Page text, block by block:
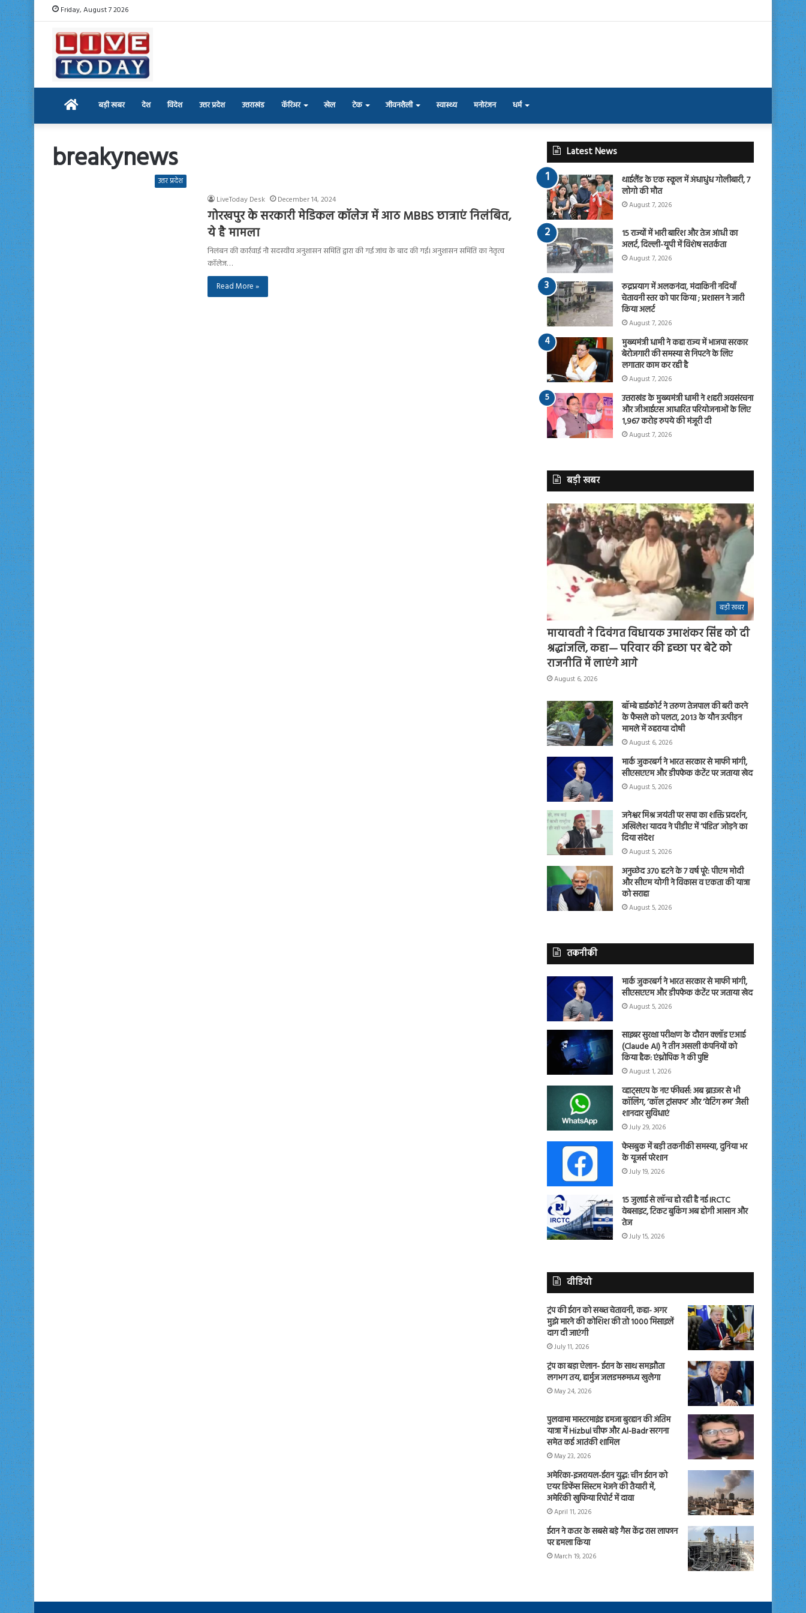
Friday, August 7 2026
Home बड़ी खबर देश विदेश उत्तर प्रदेश उत्तराखंड कॅरिअर खेल टेक जीवनशैली स्वास्थ्य मनोरंजन धर्म
breakynews
उत्तर प्रदेश
LiveToday Desk
December 14, 2024
गोरखपुर के सरकारी मेडिकल कॉलेज में आठ MBBS छात्राएं निलंबित,
ये है मामला
निलंबन की कार्रवाई नौ सदस्यीय अनुशासन समिति द्वारा की गई जांच के बाद की गई। अनुशासन समिति का नेतृत्व
कॉलेज…
Read More »
Latest News
थाईलैंड के एक स्कूल में अंधाधुंध गोलीबारी, 7
लोगो की मौत
August 7, 2026
15 राज्यों में भारी बारिश और तेज आंधी का
अलर्ट, दिल्ली-यूपी में विशेष सतर्कता
August 7, 2026
रुद्रप्रयाग में अलकनंदा, मंदाकिनी नदियाँ
चेतावनी स्तर को पार किया ; प्रशासन ने जारी
किया अलर्ट
August 7, 2026
मुख्यमंत्री धामी ने कहा राज्य में भाजपा सरकार
बेरोजगारी की समस्या से निपटने के लिए
लगातार काम कर रही है
August 7, 2026
उत्तराखंड के मुख्यमंत्री धामी ने शहरी अवसंरचना
और जीआईएस आधारित परियोजनाओं के लिए
1,967 करोड़ रुपये की मंजूरी दी
August 7, 2026
बड़ी खबर
बड़ी खबर
मायावती ने दिवंगत विधायक उमाशंकर सिंह को दी
श्रद्धांजलि, कहा— परिवार की इच्छा पर बेटे को
राजनीति में लाएंगे आगे
August 6, 2026
बॉम्बे हाईकोर्ट ने तरुण तेजपाल की बरी करने
के फैसले को पलटा, 2013 के यौन उत्पीड़न
मामले में ठहराया दोषी
August 6, 2026
मार्क जुकरबर्ग ने भारत सरकार से माफी मांगी,
सीएसएएम और डीपफेक कंटेंट पर जताया खेद
August 5, 2026
जनेश्वर मिश्र जयंती पर सपा का शक्ति प्रदर्शन,
अखिलेश यादव ने पीडीए में ‘पंडित’ जोड़ने का
दिया संदेश
August 5, 2026
अनुच्छेद 370 हटने के 7 वर्ष पूरे: पीएम मोदी
और सीएम योगी ने विकास व एकता की यात्रा
को सराहा
August 5, 2026
तकनीकी
मार्क जुकरबर्ग ने भारत सरकार से माफी मांगी,
सीएसएएम और डीपफेक कंटेंट पर जताया खेद
August 5, 2026
साइबर सुरक्षा परीक्षण के दौरान क्लॉड एआई
(Claude AI) ने तीन असली कंपनियों को
किया हैक: एंथ्रोपिक ने की पुष्टि
August 1, 2026
व्हाट्सएप के नए फीचर्स: अब ब्राउजर से भी
कॉलिंग, ‘कॉल ट्रांसफर’ और ‘वेटिंग रूम’ जैसी
शानदार सुविधाएं
July 29, 2026
फेसबुक में बड़ी तकनीकी समस्या, दुनिया भर
के यूजर्स परेशान
July 19, 2026
15 जुलाई से लॉन्च हो रही है नई IRCTC
वेबसाइट, टिकट बुकिंग अब होगी आसान और
तेज
July 15, 2026
वीडियो
ट्रंप की ईरान को सख्त चेतावनी, कहा- अगर
मुझे मारने की कोशिश की तो 1000 मिसाइलें
दाग दी जाएंगी
July 11, 2026
ट्रंप का बड़ा ऐलान- ईरान के साथ समझौता
लगभग तय, हार्मुज जलडमरूमध्य खुलेगा
May 24, 2026
पुलवामा मास्टरमाइंड हमजा बुरहान की अंतिम
यात्रा में Hizbul चीफ और Al-Badr सरगना
समेत कई आतंकी शामिल
May 23, 2026
अमेरिका-इजरायल-ईरान युद्ध: चीन ईरान को
एयर डिफेंस सिस्टम भेजने की तैयारी में,
अमेरिकी खुफिया रिपोर्ट में दावा
April 11, 2026
ईरान ने कतर के सबसे बड़े गैस केंद्र रास लाफान
पर हमला किया
March 19, 2026